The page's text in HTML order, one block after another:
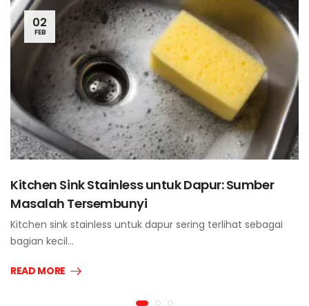
02
FEB
Kitchen Sink Stainless untuk Dapur: Sumber
Masalah Tersembunyi
Kitchen sink stainless untuk dapur sering terlihat sebagai
bagian kecil…
READ MORE